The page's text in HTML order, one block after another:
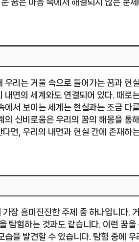
꿈은 마음 속에서 해결되지 않은 문
우리는 거울 속으로 들어가는 꿈과 현
면의 세계와도 연결되어 있다. 때로
에서 보이는 세계는 현실과는 조금 다
신비로움은 우리의 꿈의 해몽을 통
면, 우리의 내면과 현실 간에 존재하
장 흥미진진한 주제 중 하나입니다.
탐험하는 것과도 같습니다. 이런 꿈
습을 발견할 수 있습니다. 탐험 중에